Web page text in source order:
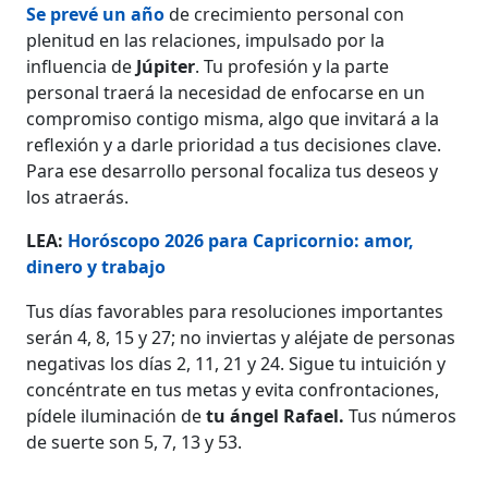
Se prevé un añode crecimiento personal con
plenitud en las relaciones, impulsado por la
influencia de Júpiter. Tu profesión y la parte
personal traerá la necesidad de enfocarse en un
compromiso contigo misma, algo que invitará a la
reflexión y a darle prioridad a tus decisiones clave.
Para ese desarrollo personal focaliza tus deseos y
los atraerás.
LEA: Horóscopo 2026 para Capricornio: amor,
dinero y trabajo
Tus días favorables para resoluciones importantes
serán 4, 8, 15 y 27; no inviertas y aléjate de personas
negativas los días 2, 11, 21 y 24. Sigue tu intuición y
concéntrate en tus metas y evita confrontaciones,
pídele iluminación detu ángel Rafael. Tus números
de suerte son 5, 7, 13 y 53.